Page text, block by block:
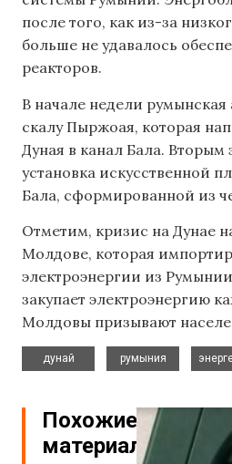
после того, как из-за
больше не удавалось
реакторов.
В начале недели
скалу Пыржоая, которая
Дуная в канал Бала. Вторым
установка искусственной
Бала, сформированной из
Отметим, кризис на Дунае
Молдове, которая
электроэнергии из
закупает электроэнергию
Молдовы призывают
дунай
румыния
Похожие
материалы